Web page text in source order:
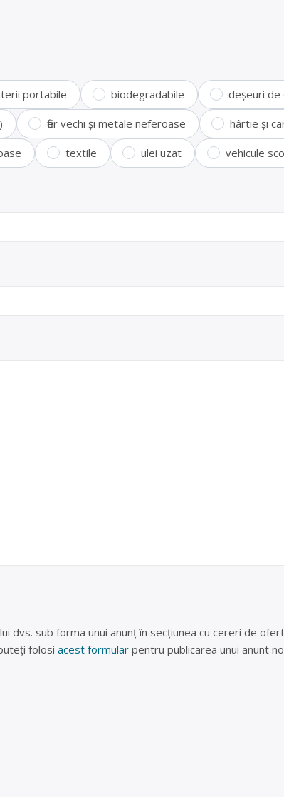
portabile biodegradabile deșeuri de
fier vechi și metale neferoase hârtie și
textile ulei uzat vehicule
dvs. sub forma unui anunț în secțiunea cu cereri de
folosi acest formular pentru publicarea unui anunt